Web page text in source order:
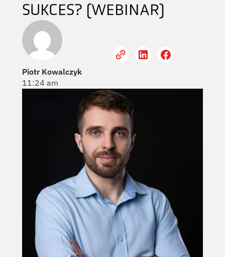
SUKCES? (WEBINAR)
Piotr Kowalczyk
11:24 am